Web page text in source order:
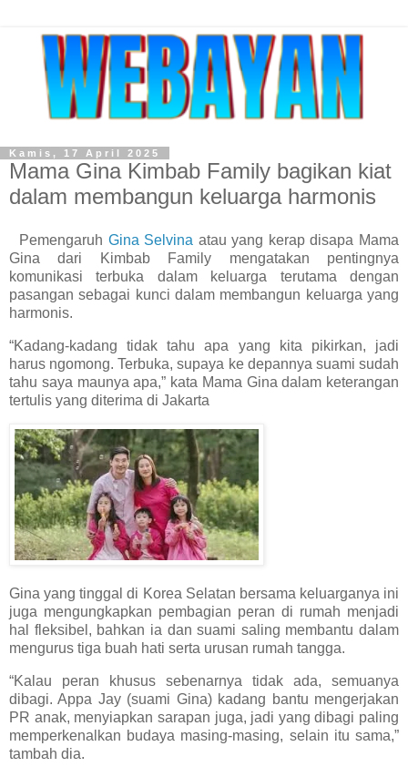
Kamis, 17 April 2025
Mama Gina Kimbab Family bagikan kiat
dalam membangun keluarga harmonis
Pemengaruh Gina Selvina atau yang kerap disapa Mama
Gina dari Kimbab Family mengatakan pentingnya
komunikasi terbuka dalam keluarga terutama dengan
pasangan sebagai kunci dalam membangun keluarga yang
harmonis.
“Kadang-kadang tidak tahu apa yang kita pikirkan, jadi
harus ngomong. Terbuka, supaya ke depannya suami sudah
tahu saya maunya apa,” kata Mama Gina dalam keterangan
tertulis yang diterima di Jakarta
Gina yang tinggal di Korea Selatan bersama keluarganya ini
juga mengungkapkan pembagian peran di rumah menjadi
hal fleksibel, bahkan ia dan suami saling membantu dalam
mengurus tiga buah hati serta urusan rumah tangga.
“Kalau peran khusus sebenarnya tidak ada, semuanya
dibagi. Appa Jay (suami Gina) kadang bantu mengerjakan
PR anak, menyiapkan sarapan juga, jadi yang dibagi paling
memperkenalkan budaya masing-masing, selain itu sama,”
tambah dia.